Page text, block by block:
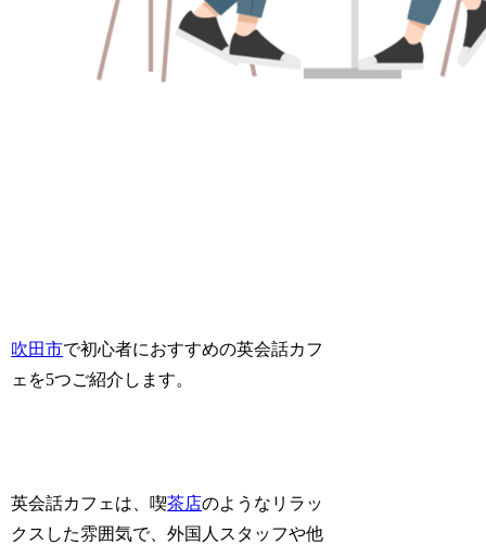
吹田市で初心者におすすめの英会話カフ
ェを5つご紹介します。
英会話カフェは、喫茶店のようなリラッ
クスした雰囲気で、外国人スタッフや他